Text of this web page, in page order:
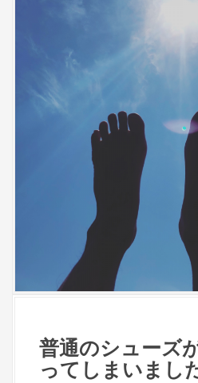
普通のシューズ
ってしまいまし